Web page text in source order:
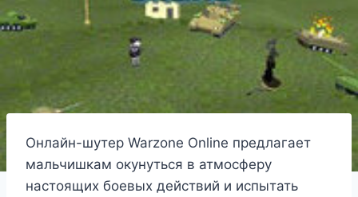
Онлайн-шутер Warzone Online предлагает
мальчишкам окунуться в атмосферу
настоящих боевых действий и испытать